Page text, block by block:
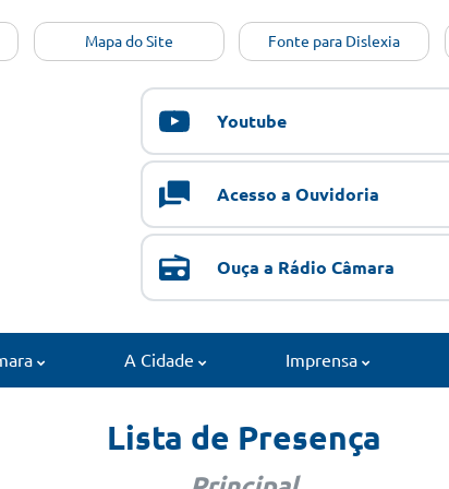
Mapa do Site Fonte para Dislexia
Youtube
Acesso a Ouvidoria
Ouça a Rádio Câmara
A Cidade Imprensa
Lista de Presença